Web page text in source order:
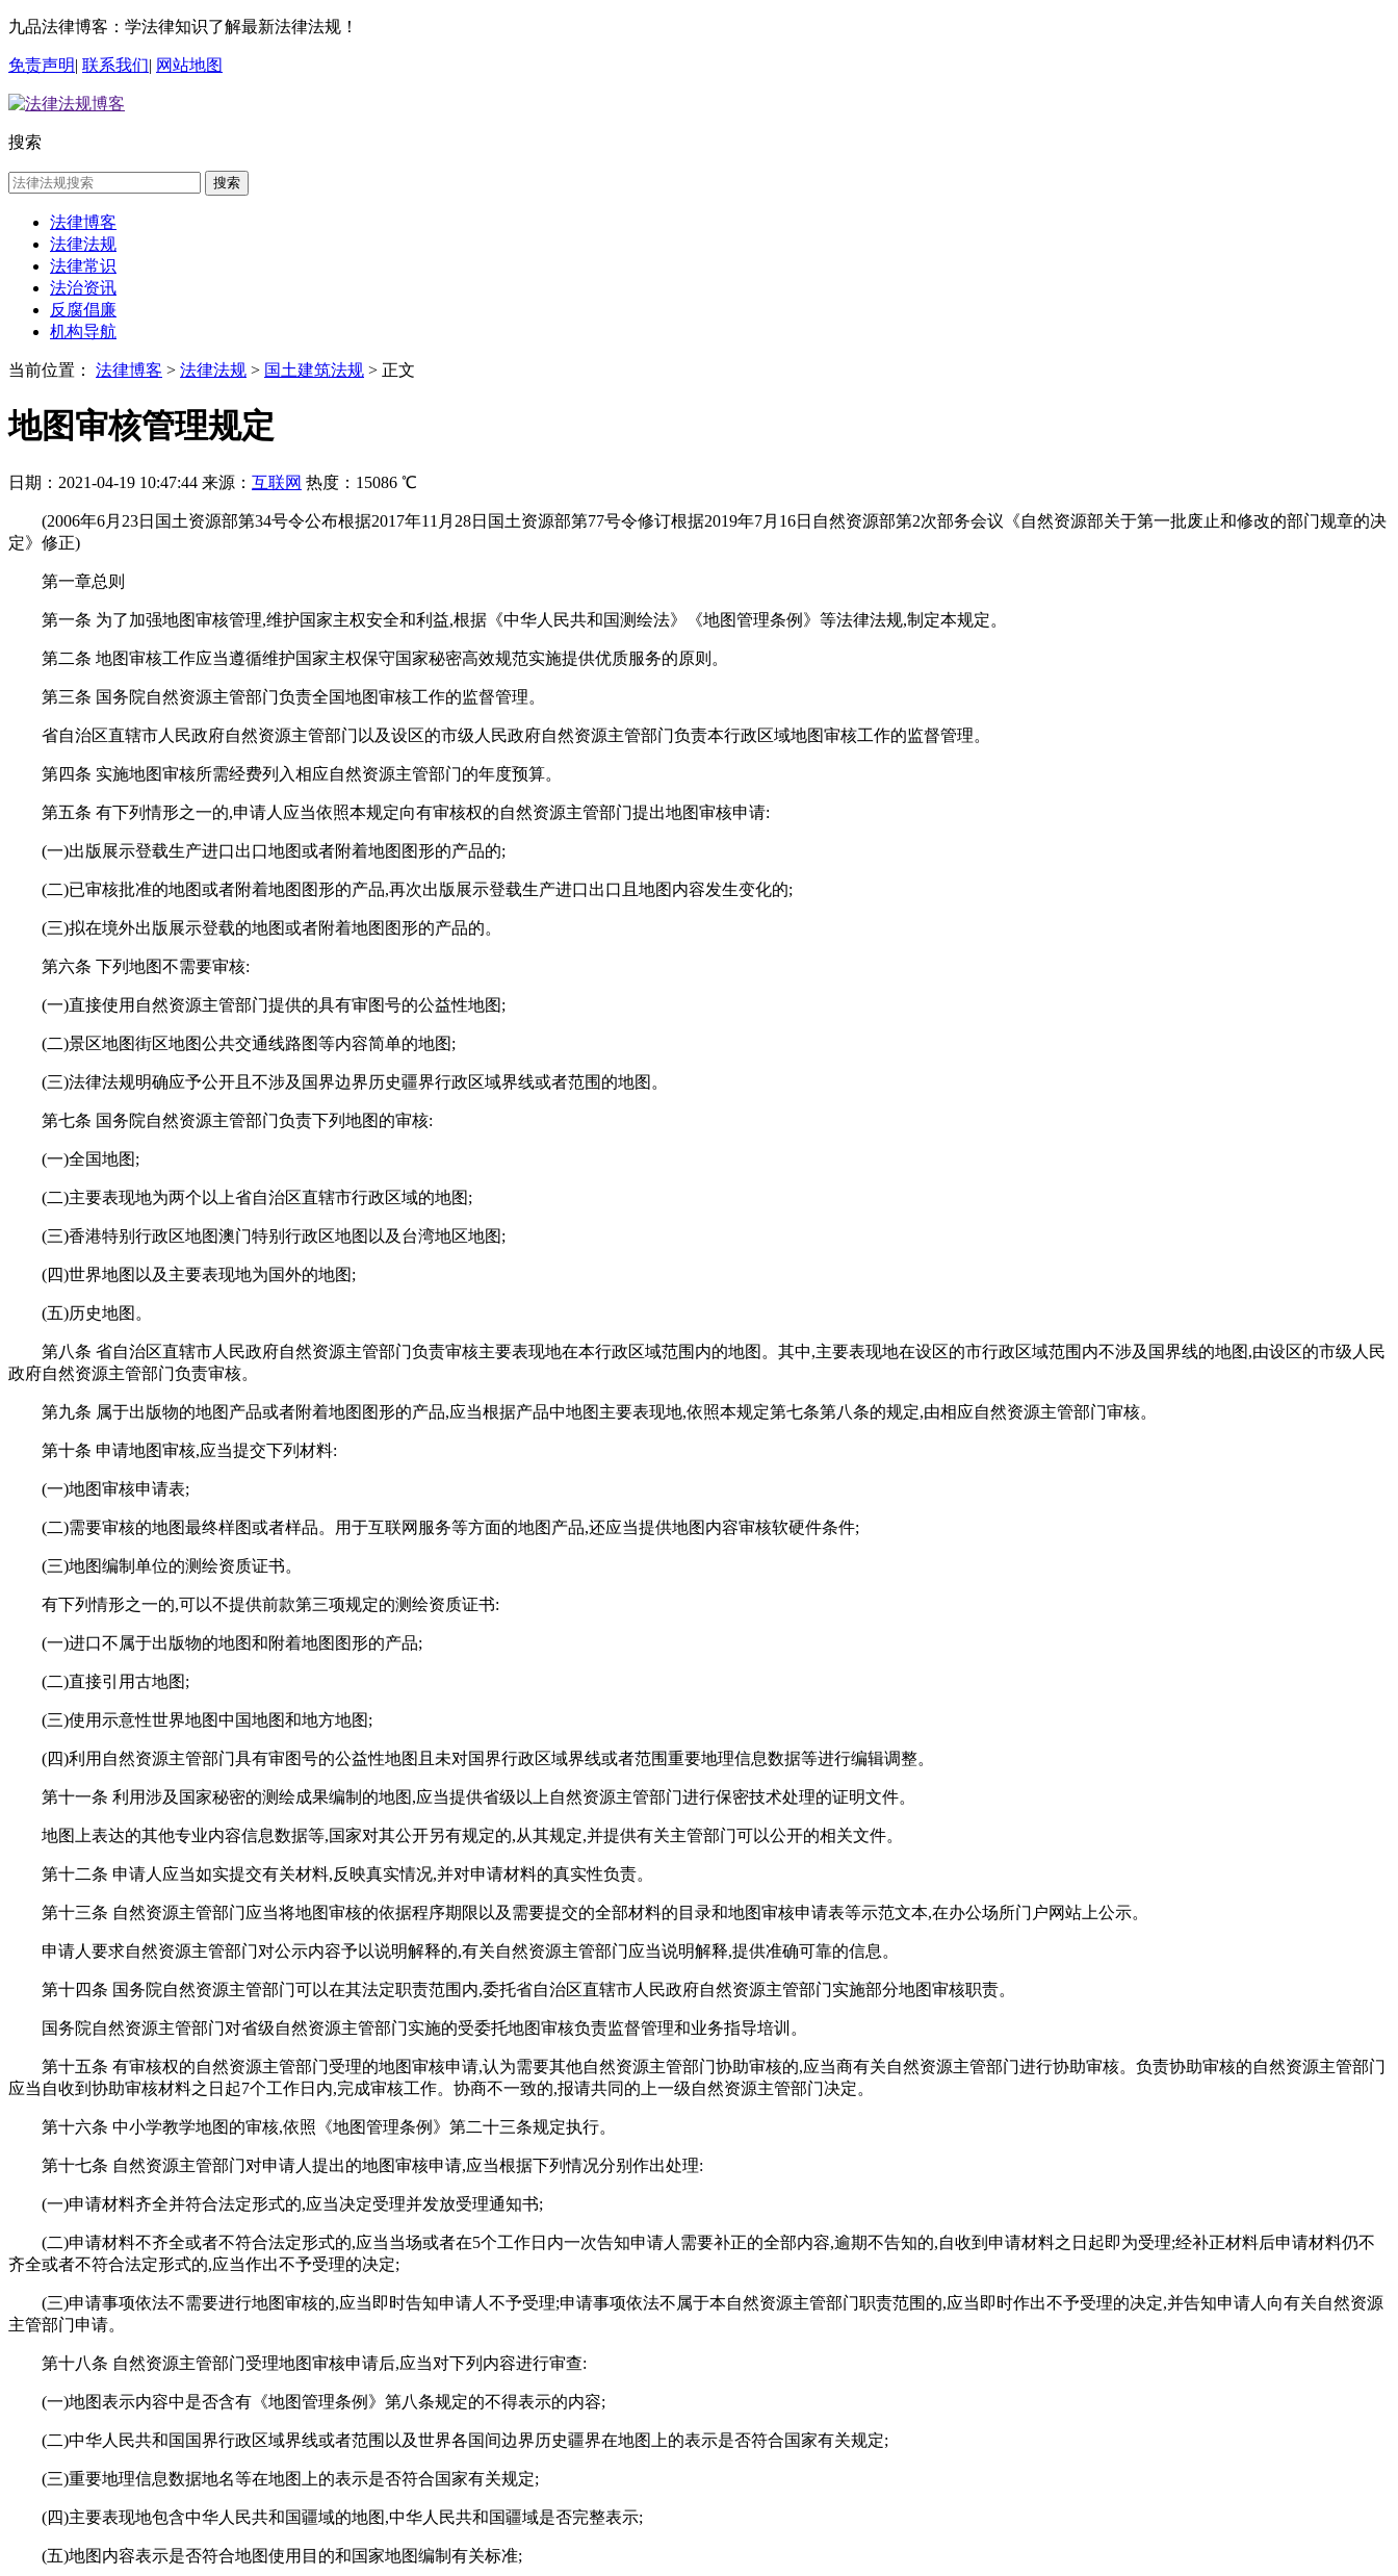
九品法律博客：学法律知识了解最新法律法规！
免责声明| 联系我们| 网站地图
搜索
搜索
法律博客
法律法规
法律常识
法治资讯
反腐倡廉
机构导航
当前位置： 法律博客 > 法律法规 > 国土建筑法规 > 正文
地图审核管理规定
日期： 2021-04-19 10:47:44 来源： 互联网 热度： 15086 ℃
(2006年6月23日国土资源部第34号令公布根据2017年11月28日国土资源部第77号令修订根据2019年7月16日自然资源部第2次部务会议《自然资源部关于第一批废止和修改的部门规章的决
定》修正)
第一章总则
第一条 为了加强地图审核管理,维护国家主权安全和利益,根据《中华人民共和国测绘法》《地图管理条例》等法律法规,制定本规定。
第二条 地图审核工作应当遵循维护国家主权保守国家秘密高效规范实施提供优质服务的原则。
第三条 国务院自然资源主管部门负责全国地图审核工作的监督管理。
省自治区直辖市人民政府自然资源主管部门以及设区的市级人民政府自然资源主管部门负责本行政区域地图审核工作的监督管理。
第四条 实施地图审核所需经费列入相应自然资源主管部门的年度预算。
第五条 有下列情形之一的,申请人应当依照本规定向有审核权的自然资源主管部门提出地图审核申请:
(一)出版展示登载生产进口出口地图或者附着地图图形的产品的;
(二)已审核批准的地图或者附着地图图形的产品,再次出版展示登载生产进口出口且地图内容发生变化的;
(三)拟在境外出版展示登载的地图或者附着地图图形的产品的。
第六条 下列地图不需要审核:
(一)直接使用自然资源主管部门提供的具有审图号的公益性地图;
(二)景区地图街区地图公共交通线路图等内容简单的地图;
(三)法律法规明确应予公开且不涉及国界边界历史疆界行政区域界线或者范围的地图。
第七条 国务院自然资源主管部门负责下列地图的审核:
(一)全国地图;
(二)主要表现地为两个以上省自治区直辖市行政区域的地图;
(三)香港特别行政区地图澳门特别行政区地图以及台湾地区地图;
(四)世界地图以及主要表现地为国外的地图;
(五)历史地图。
第八条 省自治区直辖市人民政府自然资源主管部门负责审核主要表现地在本行政区域范围内的地图。其中,主要表现地在设区的市行政区域范围内不涉及国界线的地图,由设区的市级人民
政府自然资源主管部门负责审核。
第九条 属于出版物的地图产品或者附着地图图形的产品,应当根据产品中地图主要表现地,依照本规定第七条第八条的规定,由相应自然资源主管部门审核。
第十条 申请地图审核,应当提交下列材料:
(一)地图审核申请表;
(二)需要审核的地图最终样图或者样品。用于互联网服务等方面的地图产品,还应当提供地图内容审核软硬件条件;
(三)地图编制单位的测绘资质证书。
有下列情形之一的,可以不提供前款第三项规定的测绘资质证书:
(一)进口不属于出版物的地图和附着地图图形的产品;
(二)直接引用古地图;
(三)使用示意性世界地图中国地图和地方地图;
(四)利用自然资源主管部门具有审图号的公益性地图且未对国界行政区域界线或者范围重要地理信息数据等进行编辑调整。
第十一条 利用涉及国家秘密的测绘成果编制的地图,应当提供省级以上自然资源主管部门进行保密技术处理的证明文件。
地图上表达的其他专业内容信息数据等,国家对其公开另有规定的,从其规定,并提供有关主管部门可以公开的相关文件。
第十二条 申请人应当如实提交有关材料,反映真实情况,并对申请材料的真实性负责。
第十三条 自然资源主管部门应当将地图审核的依据程序期限以及需要提交的全部材料的目录和地图审核申请表等示范文本,在办公场所门户网站上公示。
申请人要求自然资源主管部门对公示内容予以说明解释的,有关自然资源主管部门应当说明解释,提供准确可靠的信息。
第十四条 国务院自然资源主管部门可以在其法定职责范围内,委托省自治区直辖市人民政府自然资源主管部门实施部分地图审核职责。
国务院自然资源主管部门对省级自然资源主管部门实施的受委托地图审核负责监督管理和业务指导培训。
第十五条 有审核权的自然资源主管部门受理的地图审核申请,认为需要其他自然资源主管部门协助审核的,应当商有关自然资源主管部门进行协助审核。负责协助审核的自然资源主管部门
应当自收到协助审核材料之日起7个工作日内,完成审核工作。协商不一致的,报请共同的上一级自然资源主管部门决定。
第十六条 中小学教学地图的审核,依照《地图管理条例》第二十三条规定执行。
第十七条 自然资源主管部门对申请人提出的地图审核申请,应当根据下列情况分别作出处理:
(一)申请材料齐全并符合法定形式的,应当决定受理并发放受理通知书;
(二)申请材料不齐全或者不符合法定形式的,应当当场或者在5个工作日内一次告知申请人需要补正的全部内容,逾期不告知的,自收到申请材料之日起即为受理;经补正材料后申请材料仍不
齐全或者不符合法定形式的,应当作出不予受理的决定;
(三)申请事项依法不需要进行地图审核的,应当即时告知申请人不予受理;申请事项依法不属于本自然资源主管部门职责范围的,应当即时作出不予受理的决定,并告知申请人向有关自然资源
主管部门申请。
第十八条 自然资源主管部门受理地图审核申请后,应当对下列内容进行审查:
(一)地图表示内容中是否含有《地图管理条例》第八条规定的不得表示的内容;
(二)中华人民共和国国界行政区域界线或者范围以及世界各国间边界历史疆界在地图上的表示是否符合国家有关规定;
(三)重要地理信息数据地名等在地图上的表示是否符合国家有关规定;
(四)主要表现地包含中华人民共和国疆域的地图,中华人民共和国疆域是否完整表示;
(五)地图内容表示是否符合地图使用目的和国家地图编制有关标准;